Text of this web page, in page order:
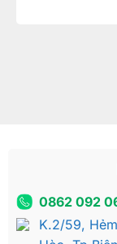
0862 092
K.2/59,